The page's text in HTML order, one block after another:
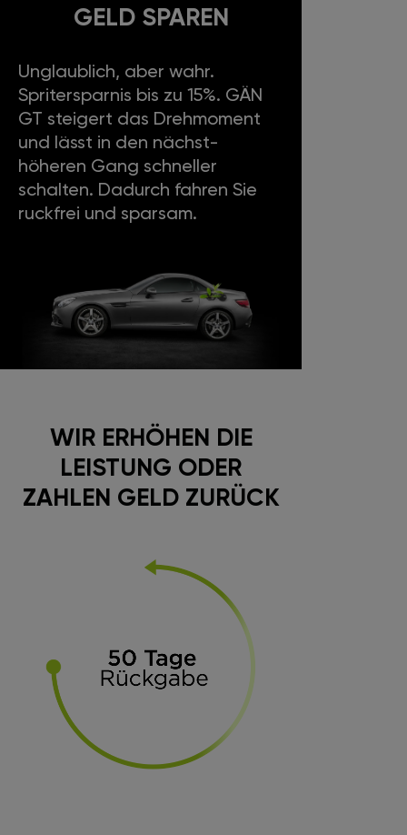
GELD SPAREN
Unglaublich, aber wahr.
Spritersparnis bis zu 15%. GÄN
GT steigert das Drehmoment
und lässt in den nächst-
höheren Gang schneller
schalten. Dadurch fahren Sie
ruckfrei und sparsam.
WIR ERHÖHEN DIE
LEISTUNG ODER
ZAHLEN GELD ZURÜCK